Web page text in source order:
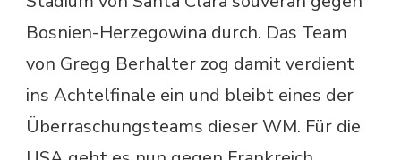
Bosnien-Herzegowina durch. Das Team
von Gregg Berhalter zog damit verdient
ins Achtelfinale ein und bleibt eines der
Überraschungsteams dieser WM. Für die